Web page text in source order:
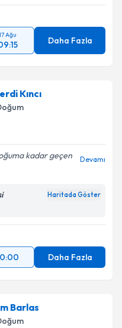
Ağu
Daha Fazla
Kıncı
kadar geçen
Devamı
Haritada Göster
Daha Fazla
Barlas